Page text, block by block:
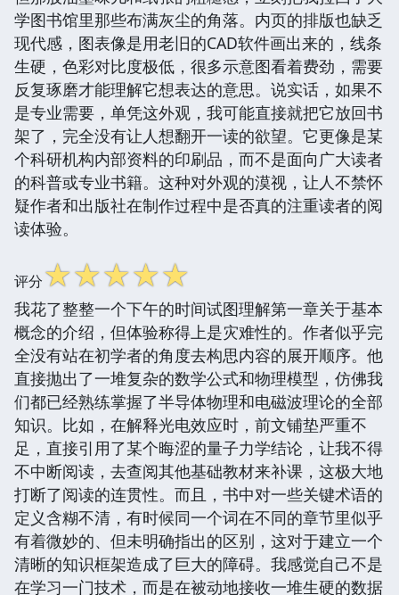
学图书馆里那些布满灰尘的角落。内页的排版也缺乏
现代感，图表像是用老旧的CAD软件画出来的，线条
生硬，色彩对比度极低，很多示意图看着费劲，需要
反复琢磨才能理解它想表达的意思。说实话，如果不
是专业需要，单凭这外观，我可能直接就把它放回书
架了，完全没有让人想翻开一读的欲望。它更像是某
个科研机构内部资料的印刷品，而不是面向广大读者
的科普或专业书籍。这种对外观的漠视，让人不禁怀
疑作者和出版社在制作过程中是否真的注重读者的阅
读体验。
评分☆☆☆☆☆
我花了整整一个下午的时间试图理解第一章关于基本
概念的介绍，但体验称得上是灾难性的。作者似乎完
全没有站在初学者的角度去构思内容的展开顺序。他
直接抛出了一堆复杂的数学公式和物理模型，仿佛我
们都已经熟练掌握了半导体物理和电磁波理论的全部
知识。比如，在解释光电效应时，前文铺垫严重不
足，直接引用了某个晦涩的量子力学结论，让我不得
不中断阅读，去查阅其他基础教材来补课，这极大地
打断了阅读的连贯性。而且，书中对一些关键术语的
定义含糊不清，有时候同一个词在不同的章节里似乎
有着微妙的、但未明确指出的区别，这对于建立一个
清晰的知识框架造成了巨大的障碍。我感觉自己不是
在学习一门技术，而是在被动地接收一堆生硬的数据